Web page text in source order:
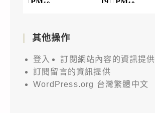
其他操作
登入
訂閱網站內容的資訊提供
訂閱留言的資訊提供
WordPress.org 台灣繁體中文